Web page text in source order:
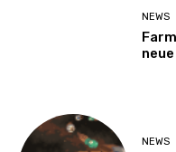
NEWS
NEWS